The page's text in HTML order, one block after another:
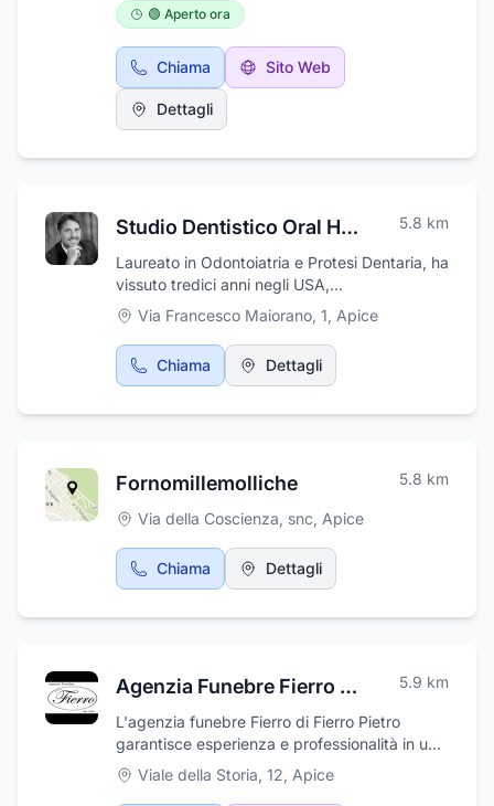
esperienza nel settore della carpenteria
metallica, ci distinguiamo per la nostra qualità
artigianale e la precisione nei dettagli.I nostri
servizi comprendono la realizzazione su
misura di strutture metalliche per edifici
commerciali, industriali e residenziali. Con una
in grado di gestire progetti di carpenteria
qualità e durevoli nel tempo.Ci impegniamo a
fornire soluzioni personalizzate e innovative
per soddisfare le esigenze specifiche dei
nostri clienti. Dalla progettazione alla
produzione e all'installazione, seguiamo ogni
passo del processo con attenzione ai dettagli
e alla precisione.Affidandovi a Carpenteria
Metallica e Montaggi Romolo Srl, potete
metallica e montaggi. Siamo orgogliosi di
contribuire alla realizzazione di progetti di
successo e di collaborare con voi per
🟢 Aperto ora
Chiama Sito Web
Dettagli
Studio Dentistico Oral Health Frangipane - Dott. Fabio De Fraia Frangipane 5.8 km
Laureato in Odontoiatria e Protesi Dentaria, ha
vissuto tredici anni negli USA,
perfezionandosi in ODONTOIATRIA
ESTETICA e RIABILITAZIONI PROTESICHE
COMPLESSE
Via Francesco Maiorano, 1, Apice
Chiama Dettagli
Fornomillemolliche 5.8 km
Via della Coscienza, snc, Apice
Chiama Dettagli
Agenzia Funebre Fierro Pietro 5.9 km
L'agenzia funebre Fierro di Fierro Pietro
garantisce esperienza e professionalità in un
momento doloroso come la morte di una
persona cara. Il titolare aziendale è stato
Viale della Storia, 12, Apice